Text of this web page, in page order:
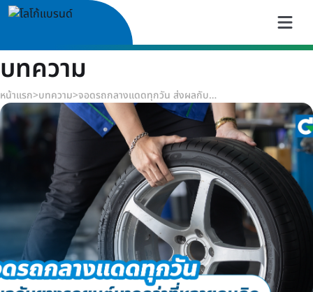
บทความ
หน้าแรก>บทความ> จอดรถกลางแดดทุกวัน ส่งผลกับยางรถยนต์มากกว่าที่หลายคนคิด